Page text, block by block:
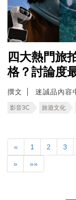
四大熱門旅
格？討論度
撰文 迷誠品內容
影音3C 旅遊文化
« 1 2 3
» »»